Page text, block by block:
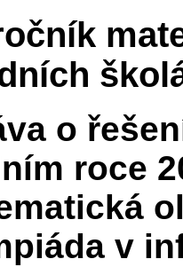
o
roce
v